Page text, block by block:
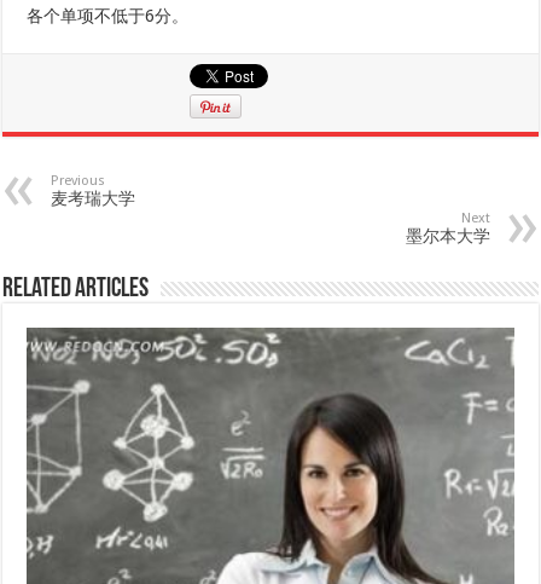
各个单项不低于6分。
Previous
麦考瑞大学
Next
墨尔本大学
Related Articles